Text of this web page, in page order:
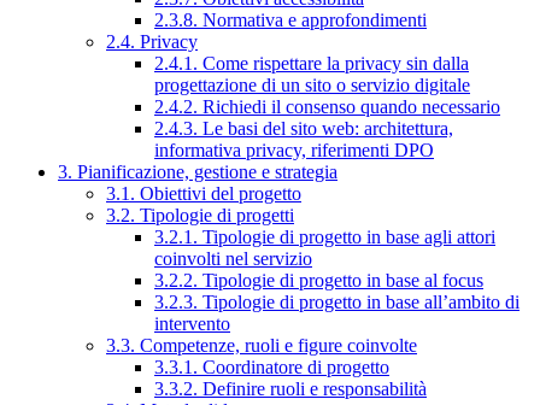
2.3.8. Normativa e approfondimenti
2.4. Privacy
2.4.1. Come rispettare la privacy sin dalla
progettazione di un sito o servizio digitale
2.4.2. Richiedi il consenso quando necessario
2.4.3. Le basi del sito web: architettura,
informativa privacy, riferimenti DPO
3. Pianificazione, gestione e strategia
3.1. Obiettivi del progetto
3.2. Tipologie di progetti
3.2.1. Tipologie di progetto in base agli attori
coinvolti nel servizio
3.2.2. Tipologie di progetto in base al focus
3.2.3. Tipologie di progetto in base all’ambito di
intervento
3.3. Competenze, ruoli e figure coinvolte
3.3.1. Coordinatore di progetto
3.3.2. Definire ruoli e responsabilità